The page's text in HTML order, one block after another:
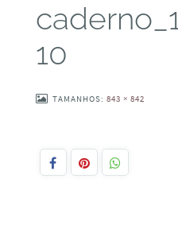
10
TAMANHOS: 843 × 842